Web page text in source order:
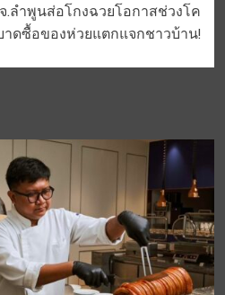
.ลำพูนส่อโกงฉวยโอกาสช่วงโค
าดซื้อของห่วยแตกแจกชาวบ้าน!